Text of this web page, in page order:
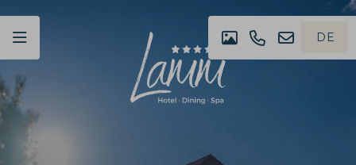
IMPRESSIONEN
+49
DE